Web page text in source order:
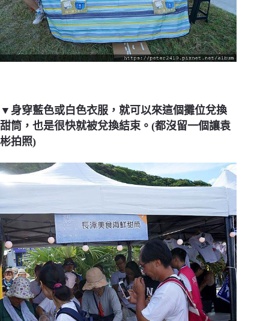
▼身穿藍色或白色衣服，就可以來這個攤位兌換
甜筒，也是很快就被兌換結束。(都沒留一個讓袁
彬拍照)